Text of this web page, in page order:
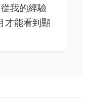
我的經驗
才能看到顯